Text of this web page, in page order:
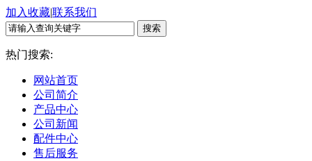
加入收藏|联系我们
热门搜索:
网站首页
公司简介
产品中心
公司新闻
配件中心
售后服务